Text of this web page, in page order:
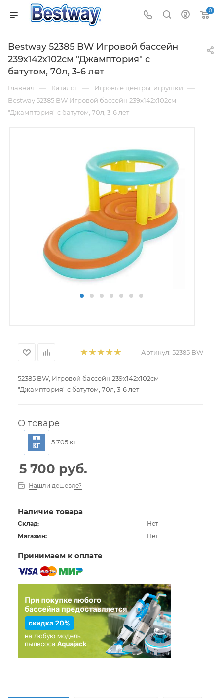
0
Bestway 52385 BW Игровой бассейн
239х142х102см "Джамптория" с
батутом, 70л, 3-6 лет
Главная — Каталог — Игровые центры, игрушки —
Bestway 52385 BW Игровой бассейн 239х142х102см
"Джамптория" с батутом, 70л, 3-6 лет
Артикул: 52385 BW
52385 BW, Игровой бассейн 239х142х102см
"Джамптория" с батутом, 70л, 3-6 лет
О товаре
5.705 кг.
5 700 руб.
Нашли дешевле?
Наличие товара
Склад:
Нет
Магазин:
Нет
Принимаем к оплате